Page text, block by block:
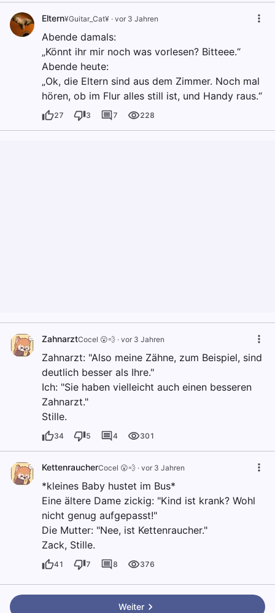
Eltern¥Guitar_Cat¥ · vor 3 Jahren
Abende damals:
„Könnt ihr mir noch was vorlesen? Bitteee.“
Abende heute:
„Ok, die Eltern sind aus dem Zimmer. Noch mal
hören, ob im Flur alles still ist, und Handy raus.“
27 3 7 228
ZahnarztCocel 😮💨 · vor 3 Jahren
Zahnarzt: "Also meine Zähne, zum Beispiel, sind
deutlich besser als Ihre."
Ich: "Sie haben vielleicht auch einen besseren
Zahnarzt."
Stille.
34 5 4 301
KettenraucherCocel 😮💨 · vor 3 Jahren
*kleines Baby hustet im Bus*
Eine ältere Dame zickig: "Kind ist krank? Wohl
nicht genug aufgepasst!"
Die Mutter: "Nee, ist Kettenraucher."
Zack, Stille.
41 7 8 376
Weiter